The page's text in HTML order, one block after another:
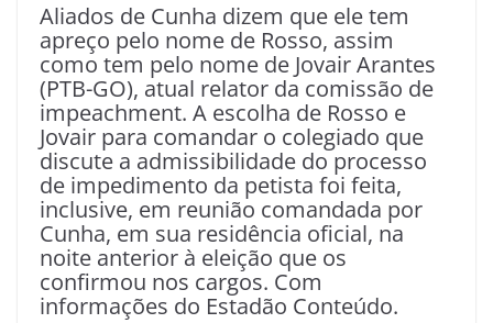
Aliados de Cunha dizem que ele tem
apreço pelo nome de Rosso, assim
como tem pelo nome de Jovair Arantes
(PTB-GO), atual relator da comissão de
impeachment. A escolha de Rosso e
Jovair para comandar o colegiado que
discute a admissibilidade do processo
de impedimento da petista foi feita,
inclusive, em reunião comandada por
Cunha, em sua residência oficial, na
noite anterior à eleição que os
confirmou nos cargos. Com
informações do Estadão Conteúdo.